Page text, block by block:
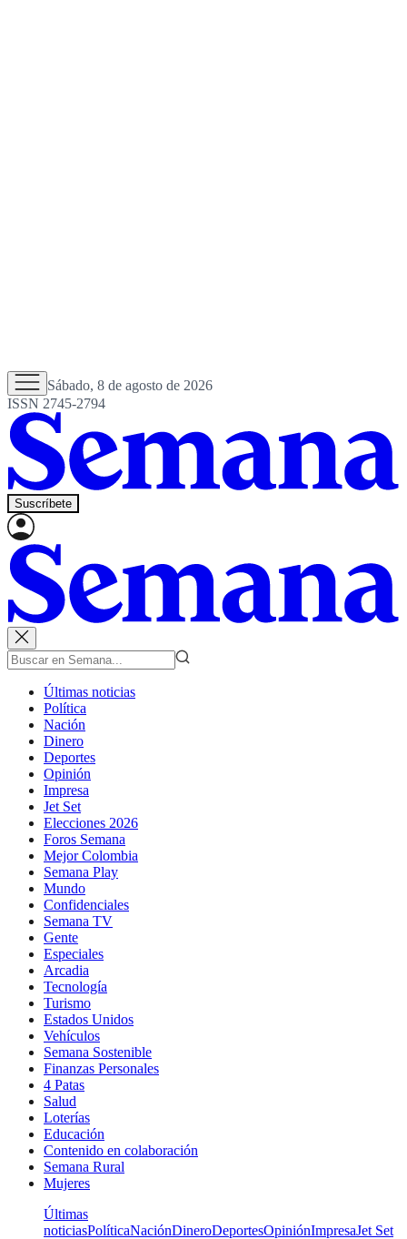
Sábado, 8 de agosto de 2026
ISSN 2745-2794
Suscríbete
Últimas noticias
Política
Nación
Dinero
Deportes
Opinión
Impresa
Jet Set
Elecciones 2026
Foros Semana
Mejor Colombia
Semana Play
Mundo
Confidenciales
Semana TV
Gente
Especiales
Arcadia
Tecnología
Turismo
Estados Unidos
Vehículos
Semana Sostenible
Finanzas Personales
4 Patas
Salud
Loterías
Educación
Contenido en colaboración
Semana Rural
Mujeres
Últimas
noticiasPolíticaNaciónDineroDeportesOpiniónImpresaJet Set